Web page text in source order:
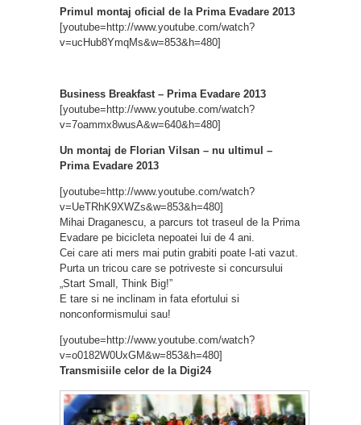
Primul montaj oficial de la Prima Evadare 2013
[youtube=http://www.youtube.com/watch?
v=ucHub8YmqMs&w=853&h=480]
Business Breakfast – Prima Evadare 2013
[youtube=http://www.youtube.com/watch?
v=7oammx8wusA&w=640&h=480]
Un montaj de Florian Vilsan – nu ultimul –
Prima Evadare 2013
[youtube=http://www.youtube.com/watch?
v=UeTRhK9XWZs&w=853&h=480]
Mihai Draganescu, a parcurs tot traseul de la Prima
Evadare pe bicicleta nepoatei lui de 4 ani.
Cei care ati mers mai putin grabiti poate l-ati vazut.
Purta un tricou care se potriveste si concursului
„Start Small, Think Big!”
E tare si ne inclinam in fata efortului si
nonconformismului sau!
[youtube=http://www.youtube.com/watch?
v=o0182W0UxGM&w=853&h=480]
Transmisiile celor de la Digi24